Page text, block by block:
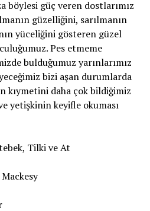
böylesi güç veren dostlarımız
güzelliğini, sarılmanın
yüceliğini gösteren güzel
Pes etmeme
bulduğumuz yarınlarımız
bizi aşan durumlarda
kıymetini daha çok bildiğimiz
yetişkinin keyifle okuması
Tilki ve At